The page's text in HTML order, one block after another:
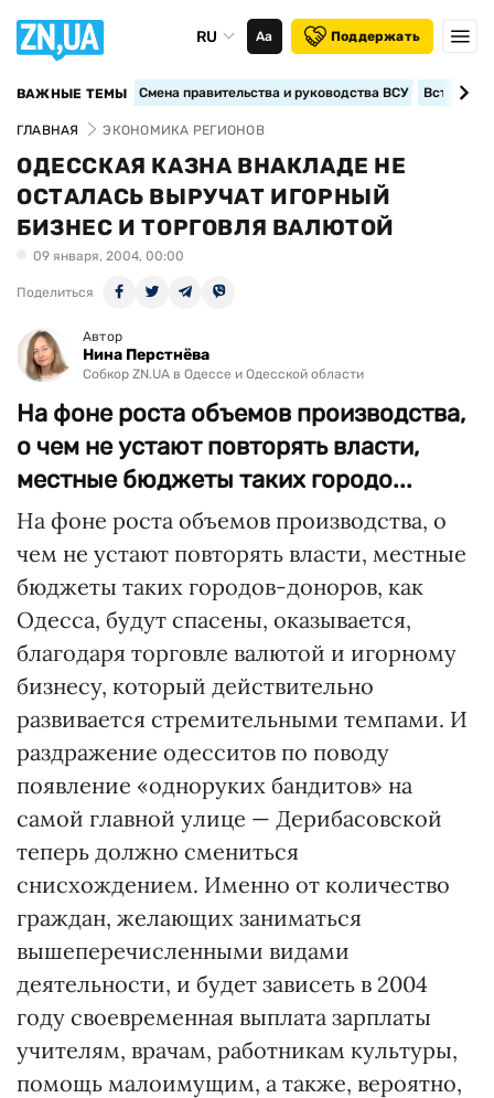
RU Аа Поддержать
ВАЖНЫЕ ТЕМЫ Смена правительства и руководства ВСУ
ГЛАВНАЯ ЭКОНОМИКА РЕГИОНОВ
ОДЕССКАЯ КАЗНА ВНАКЛАДЕ НЕ
ОСТАЛАСЬ ВЫРУЧАТ ИГОРНЫЙ
БИЗНЕС И ТОРГОВЛЯ ВАЛЮТОЙ
09 января, 2004, 00:00
Поделиться
Автор
Нина Перстнёва
Собкор ZN.UA в Одессе и Одесской области
На фоне роста объемов производства,
о чем не устают повторять власти,
местные бюджеты таких городо...
На фоне роста объемов производства, о
чем не устают повторять власти, местные
бюджеты таких городов-доноров, как
Одесса, будут спасены, оказывается,
благодаря торговле валютой и игорному
бизнесу, который действительно
развивается стремительными темпами. И
раздражение одесситов по поводу
появление «одноруких бандитов» на
самой главной улице — Дерибасовской
теперь должно смениться
снисхождением. Именно от количество
граждан, желающих заниматься
вышеперечисленными видами
деятельности, и будет зависеть в 2004
году своевременная выплата зарплаты
учителям, врачам, работникам культуры,
помощь малоимущим, а также, вероятно,